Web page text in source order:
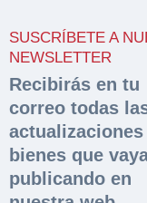
SUSCRÍBETE A
NEWSLETTER
Recibirás en tu
correo todas
actualizaciones
bienes que
publicando en
sobre
Rellene este
enlace para
Nombre y
Hacer
Razón social*
Teléfono*
Nombre y
Sobre Merfinsa
Venta de